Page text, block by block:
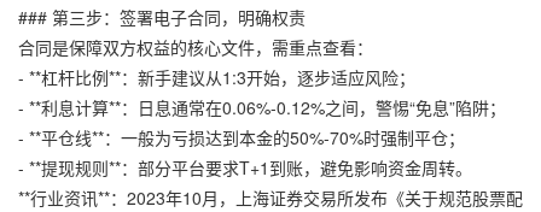
### 第三步：签署电子合同，明确权责
合同是保障双方权益的核心文件，需重点查看：
- **杠杆比例**：新手建议从1:3开始，逐步适应风险；
- **利息计算**：日息通常在0.06%-0.12%之间，警惕“免息”陷阱；
- **平仓线**：一般为亏损达到本金的50%-70%时强制平仓；
- **提现规则**：部分平台要求T+1到账，避免影响资金周转。
**行业资讯**：2023年10月，上海证券交易所发布《关于规范股票配